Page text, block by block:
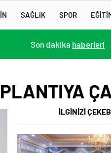
SAĞLIK SPOR
13:22 /
Son dakika haberleri
İLGİNİZİ